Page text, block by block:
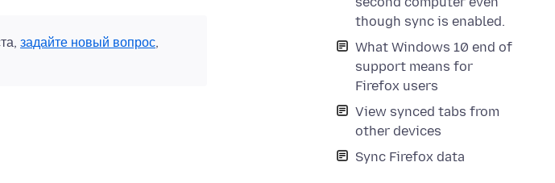
though sync is enabled.
What Windows 10 end of
support means for
Firefox users
View synced tabs from
other devices
Sync Firefox data
задайте новый вопрос,